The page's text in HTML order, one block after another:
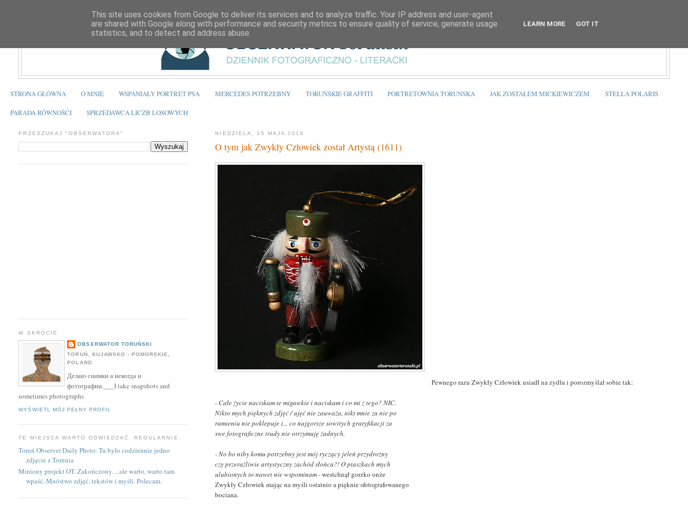
STRONA GŁÓWNA O MNIE WSPANIAŁY PORTRET PSA MERCEDES POTRZEBNY TORUŃSKIE GRAFFITI PORTRETOWNIA TORUŃSKA JAK ZOSTAŁEM MICKIEWICZEM STELLA POLARIS
PARADA RÓWNOŚCI SPRZEDAWCA LICZB LOSOWYCH
NIEDZIELA, 15 MAJA 2016
O tym jak Zwykły Człowiek został Artystą (1611)
Pewnego razu Zwykły Człowiek usiadł na zydlu i porozmyślał sobie tak:
- Całe życie naciskam te migawkie i naciskam i co mi z tego? NIC.
Nikto mych pięknych zdjęć / ujęć nie zauważa, nikt mnie za nie po
ramieniu nie poklepuje i... co najgorsze sowitych gratyfikacji za
swe fotograficzne trudy nie otrzymuję żadnych.
- No bo niby komu potrzebny jest mój ryczący jeleń przydrożny
czy przeraźliwie artystyczny zachód słońca?! O ptaszkach mych
ulubionych to nawet nie wspominam- westchnął gorzko onże
Zwykły Człowiek mając na myśli ostatnio a pięknie sfotografowanego
bociana.
PRZESZUKAJ "OBSERWATORA"
W SKRÓCIE
OBSERWATOR TORUŃSKI
TORUŃ, KUJAWSKO - POMORSKIE,
POLAND
Делаю снимки а некогда и
фотографии.___I take snapshots and
sometimes photographs
WYŚWIETL MÓJ PEŁNY PROFIL
TE MIEJSCA WARTO ODWIEDZAĆ. REGULARNIE.
Toruń Observer Daily Photo. Tu było codziennie jedno
zdjęcie z Torunia
Miniony projekt OT. Zakończony. ...ale warto, warto tam
wpaść. Mnóstwo zdjęć, tekstów i myśli. Polecam.
This site uses cookies from Google to deliver its services and to analyze traffic. Your IP address and user-agent
are shared with Google along with performance and security metrics to ensure quality of service, generate usage
statistics, and to detect and address abuse.
LEARN MORE GOT IT